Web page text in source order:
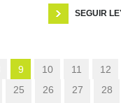
SEGUIR
9 10 11 12
25 26 27 28